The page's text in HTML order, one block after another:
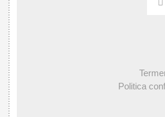
Politica